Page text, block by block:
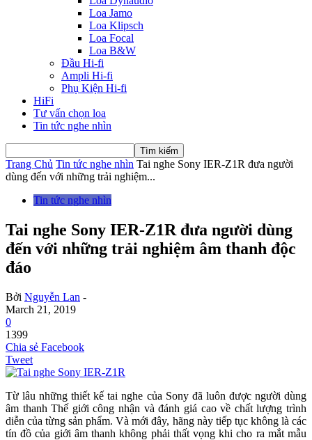
Loa Jamo
Loa Klipsch
Loa Focal
Loa B&W
Đầu Hi-fi
Ampli Hi-fi
Phụ Kiện Hi-fi
HiFi
Tư vấn chọn loa
Tin tức nghe nhìn
Trang Chủ Tin tức nghe nhìn Tai nghe Sony IER-Z1R đưa người
dùng đến với những trải nghiệm...
Tin tức nghe nhìn
Tai nghe Sony IER-Z1R đưa người dùng
đến với những trải nghiệm âm thanh độc
đáo
Bởi Nguyễn Lan -
March 21, 2019
0
1399
Chia sẻ Facebook
Tweet
Từ lâu những thiết kế tai nghe của Sony đã luôn được người dùng
âm thanh Thế giới công nhận và đánh giá cao về chất lượng trình
diễn của từng sản phẩm. Và mới đây, hãng này tiếp tục không là các
tín đồ của giới âm thanh không phải thất vọng khi cho ra mắt mẫu